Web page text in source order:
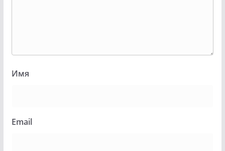
Имя
Email